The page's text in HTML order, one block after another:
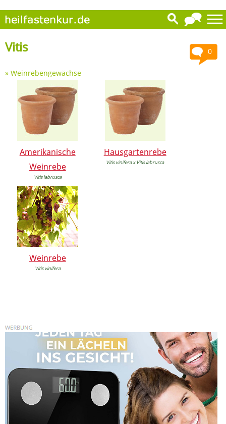
0
Vitis
» Weinrebengewächse
Amerikanische
Weinrebe
Vitis labrusca
Hausgartenrebe
Vitis vinifera x Vitis labrusca
Weinrebe
Vitis vinifera